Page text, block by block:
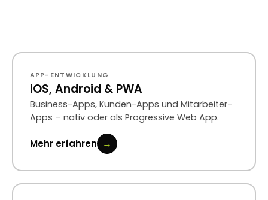
APP-ENTWICKLUNG
iOS, Android & PWA
Business-Apps, Kunden-Apps und Mitarbeiter-
Apps – nativ oder als Progressive Web App.
Mehr erfahren →